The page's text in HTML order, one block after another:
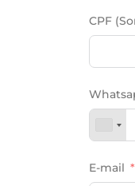
CPF
E-mail